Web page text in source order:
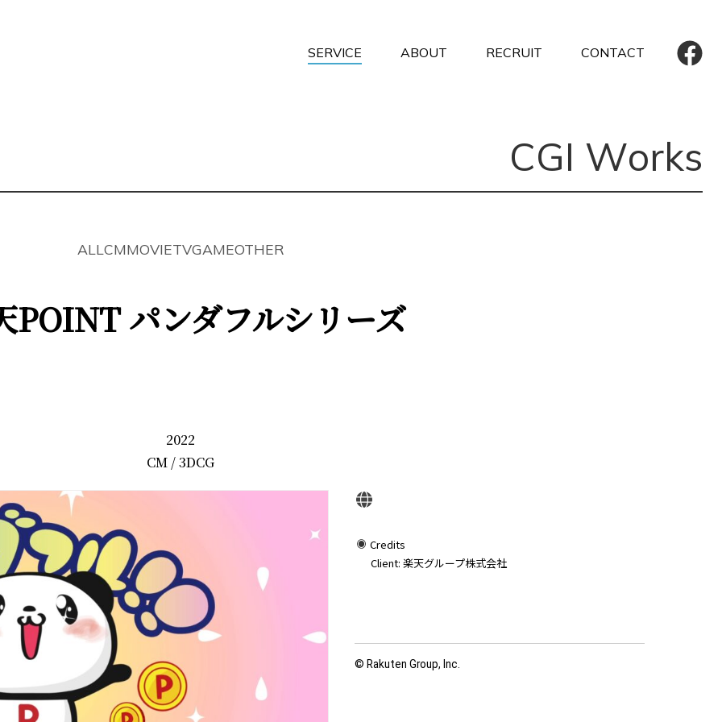
SERVICE
ABOUT
カスタマーハラスメントに
RECRUIT CONTACT
CGI Works
ALLCMMOVIETVGAMEOTHER
POINT パンダフルシリーズ
2022
CM /3DCG
Credits
Client: 楽天グループ株式会社
© Rakuten Group, Inc.